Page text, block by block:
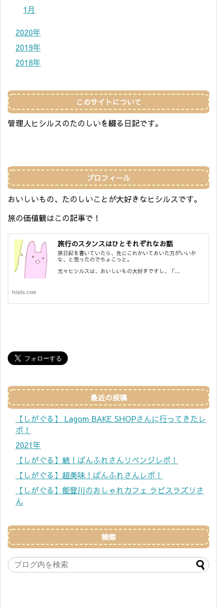
1月
2020年
2019年
2018年
このサイトについて
管理人ヒシルスのたのしいを綴る日記です。
プロフィール
おいしいもの、たのしいことが大好きなヒシルスです。
旅の価値観はこの記事で！
旅行のスタンスはひとそれぞれなお話
旅日記を書いていたら、先にこれかいておいた方がいいか
な、と思ったのでちょこっと。
元々ヒシルスは、おいしいもの大好きですし、「…
hisils.com
最近の投稿
【しがぐる】 Lagom BAKE SHOPさんに行ってきたレ
ポ！
2021年
【しがぐる】続！ぱんふれさんリベンジレポ！
【しがぐる】超美味！ぱんふれさんレポ！
【しがぐる】能登川のおしゃれカフェ ラピスラズリさ
ん
検索